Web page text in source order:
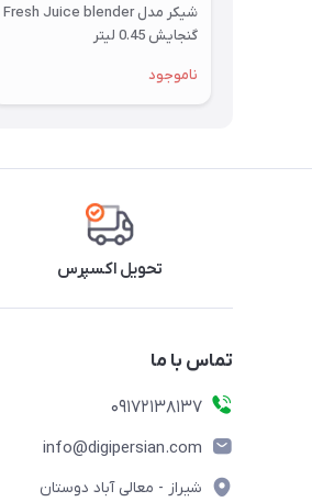
شیکر مدل Fresh Juice blender
گنجایش 0.45 لیتر
ناموجود
تحویل اکسپرس
تماس با ما
09172138137
info@digipersian.com
شیراز - معالی آباد دوستان